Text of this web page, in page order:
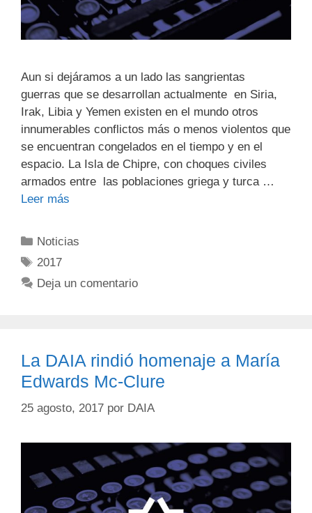
Aun si dejáramos a un lado las sangrientas
guerras que se desarrollan actualmente en Siria,
Irak, Libia y Yemen existen en el mundo otros
innumerables conflictos más o menos violentos que
se encuentran congelados en el tiempo y en el
espacio. La Isla de Chipre, con choques civiles
armados entre las poblaciones griega y turca …
Leer más
Noticias
2017
Deja un comentario
La DAIA rindió homenaje a María
Edwards Mc-Clure
25 agosto, 2017 por DAIA